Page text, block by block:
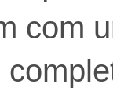
com